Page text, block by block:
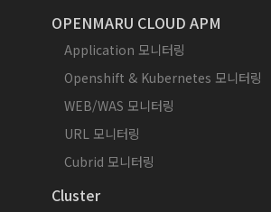
OPENMARU CLOUD APM
Application 모니터링
Openshift & Kubernetes 모니터링
WEB/WAS 모니터링
URL 모니터링
Cubrid 모니터링
Cluster